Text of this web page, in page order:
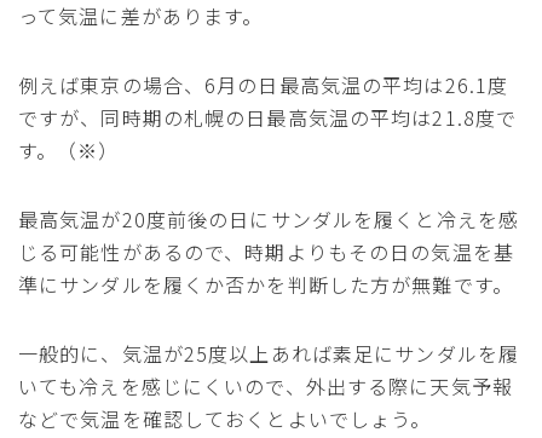
って気温に差があります。
例えば東京の場合、6月の日最高気温の平均は26.1度
ですが、同時期の札幌の日最高気温の平均は21.8度で
す。（※）
最高気温が20度前後の日にサンダルを履くと冷えを感
じる可能性があるので、時期よりもその日の気温を基
準にサンダルを履くか否かを判断した方が無難です。
一般的に、気温が25度以上あれば素足にサンダルを履
いても冷えを感じにくいので、外出する際に天気予報
などで気温を確認しておくとよいでしょう。